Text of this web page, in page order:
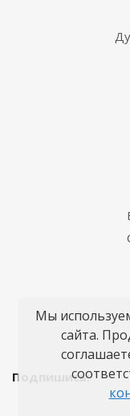
Подпишись:
Мы
сайта.